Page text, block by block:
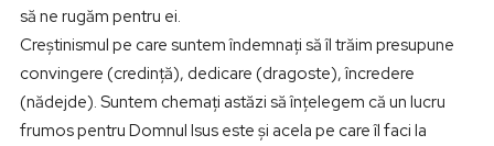
să ne rugăm pentru ei.
Creștinismul pe care suntem îndemnați să îl trăim presupune
convingere (credință), dedicare (dragoste), încredere
(nădejde). Suntem chemați astăzi să înțelegem că un lucru
frumos pentru Domnul Isus este și acela pe care îl faci la